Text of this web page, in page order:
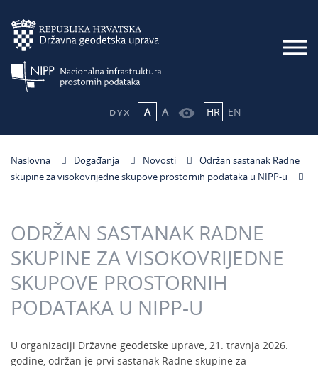
A A HR EN
Naslovna Događanja Novosti
Održan sastanak Radne
skupine za visokovrijedne skupove prostornih podataka u NIPP-u
ODRŽAN SASTANAK RADNE
SKUPINE ZA VISOKOVRIJEDNE
SKUPOVE PROSTORNIH
PODATAKA U NIPP-U
U organizaciji Državne geodetske uprave, 21. travnja 2026.
godine, održan je prvi sastanak Radne skupine za